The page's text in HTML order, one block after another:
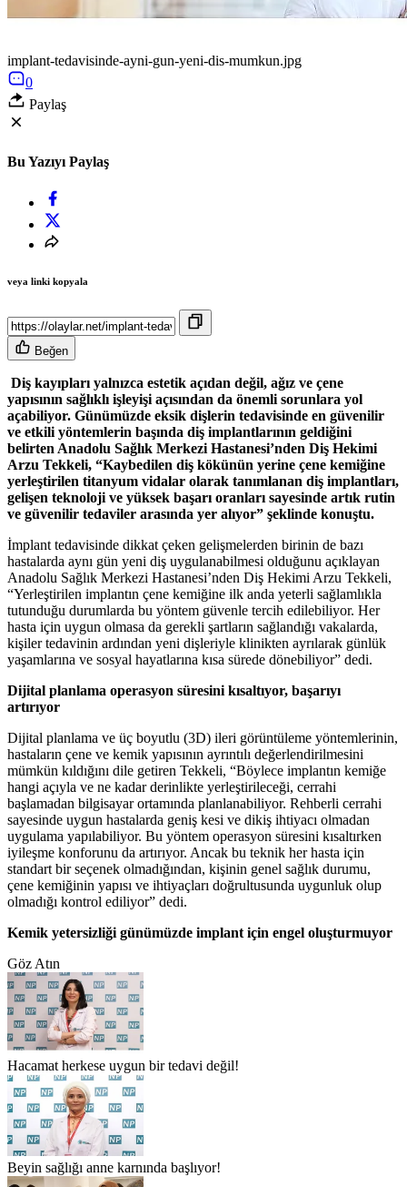
implant-tedavisinde-ayni-gun-yeni-dis-mumkun.jpg
0
Paylaş
Bu Yazıyı Paylaş
veya linki kopyala
Beğen
Diş kayıpları yalnızca estetik açıdan değil, ağız ve çene
yapısının sağlıklı işleyişi açısından da önemli sorunlara yol
açabiliyor. Günümüzde eksik dişlerin tedavisinde en güvenilir
ve etkili yöntemlerin başında diş implantlarının geldiğini
belirten Anadolu Sağlık Merkezi Hastanesi’nden Diş Hekimi
Arzu Tekkeli, “Kaybedilen diş kökünün yerine çene kemiğine
yerleştirilen titanyum vidalar olarak tanımlanan diş implantları,
gelişen teknoloji ve yüksek başarı oranları sayesinde artık rutin
ve güvenilir tedaviler arasında yer alıyor” şeklinde konuştu.
İmplant tedavisinde dikkat çeken gelişmelerden birinin de bazı
hastalarda aynı gün yeni diş uygulanabilmesi olduğunu açıklayan
Anadolu Sağlık Merkezi Hastanesi’nden Diş Hekimi Arzu Tekkeli,
“Yerleştirilen implantın çene kemiğine ilk anda yeterli sağlamlıkla
tutunduğu durumlarda bu yöntem güvenle tercih edilebiliyor. Her
hasta için uygun olmasa da gerekli şartların sağlandığı vakalarda,
kişiler tedavinin ardından yeni dişleriyle klinikten ayrılarak günlük
yaşamlarına ve sosyal hayatlarına kısa sürede dönebiliyor” dedi.
Dijital planlama operasyon süresini kısaltıyor, başarıyı
artırıyor
Dijital planlama ve üç boyutlu (3D) ileri görüntüleme yöntemlerinin,
hastaların çene ve kemik yapısının ayrıntılı değerlendirilmesini
mümkün kıldığını dile getiren Tekkeli, “Böylece implantın kemiğe
hangi açıyla ve ne kadar derinlikte yerleştirileceği, cerrahi
başlamadan bilgisayar ortamında planlanabiliyor. Rehberli cerrahi
sayesinde uygun hastalarda geniş kesi ve dikiş ihtiyacı olmadan
uygulama yapılabiliyor. Bu yöntem operasyon süresini kısaltırken
iyileşme konforunu da artırıyor. Ancak bu teknik her hasta için
standart bir seçenek olmadığından, kişinin genel sağlık durumu,
çene kemiğinin yapısı ve ihtiyaçları doğrultusunda uygunluk olup
olmadığı kontrol ediliyor” dedi.
Kemik yetersizliği günümüzde implant için engel oluşturmuyor
Göz Atın
Hacamat herkese uygun bir tedavi değil!
Beyin sağlığı anne karnında başlıyor!